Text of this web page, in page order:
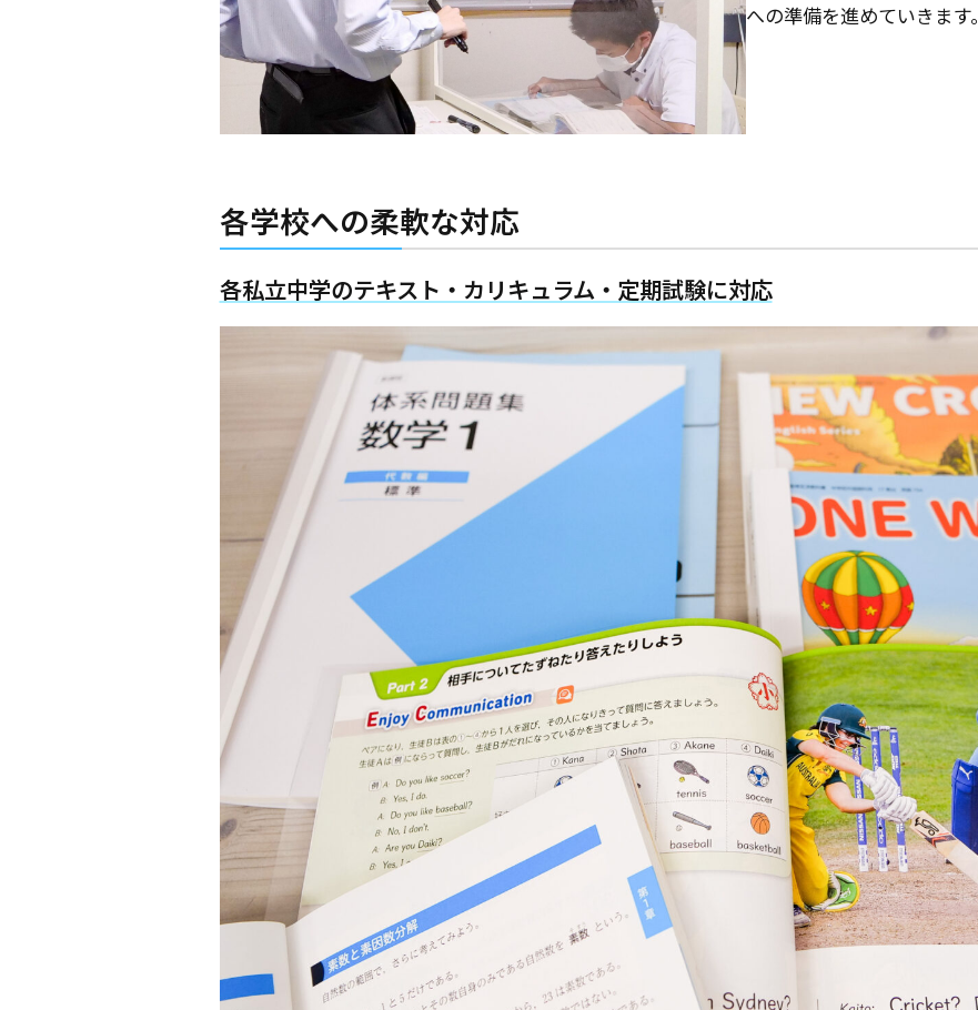
への準備を進めていきます。
各学校への柔軟な対応
各私立中学のテキスト・カリキュラム・定期試験に対応